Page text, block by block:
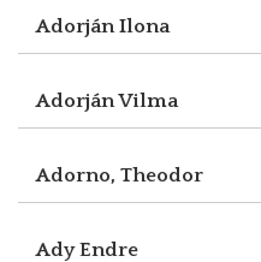
Adorján Ilona
Adorján Vilma
Adorno, Theodor
Ady Endre